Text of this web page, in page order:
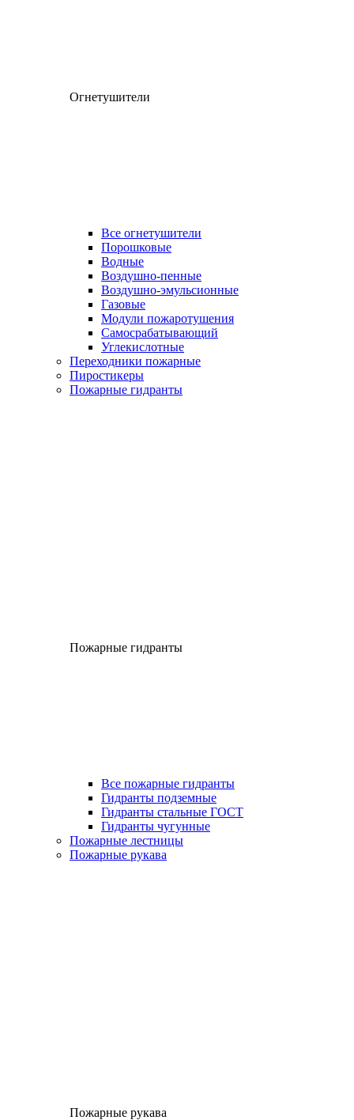
Огнетушители
Все огнетушители
Порошковые
Водные
Воздушно-пенные
Воздушно-эмульсионные
Газовые
Модули пожаротушения
Самосрабатывающий
Углекислотные
Переходники пожарные
Пиростикеры
Пожарные гидранты
Пожарные гидранты
Все пожарные гидранты
Гидранты подземные
Гидранты стальные ГОСТ
Гидранты чугунные
Пожарные лестницы
Пожарные рукава
Пожарные рукава